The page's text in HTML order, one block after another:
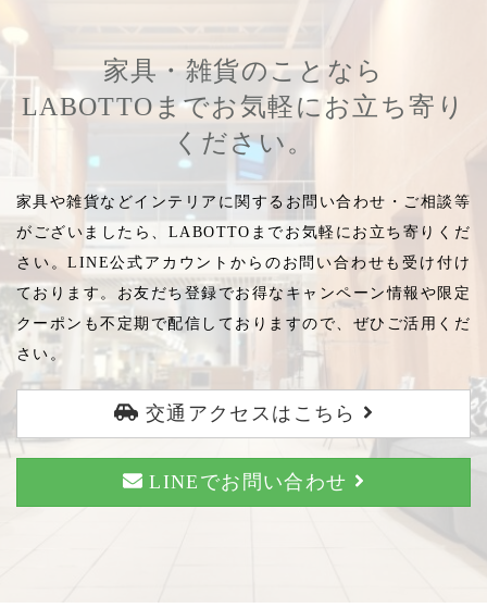
家具・雑貨のことなら
LABOTTOまでお気軽にお立ち寄り
ください。
家具や雑貨などインテリアに関するお問い合わせ・ご相談等
がございましたら、LABOTTOまでお気軽にお立ち寄りくだ
さい。LINE公式アカウントからのお問い合わせも受け付け
ております。お友だち登録でお得なキャンペーン情報や限定
クーポンも不定期で配信しておりますので、ぜひご活用くだ
さい。
交通アクセスはこちら
LINEでお問い合わせ